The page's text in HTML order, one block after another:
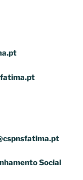
Social